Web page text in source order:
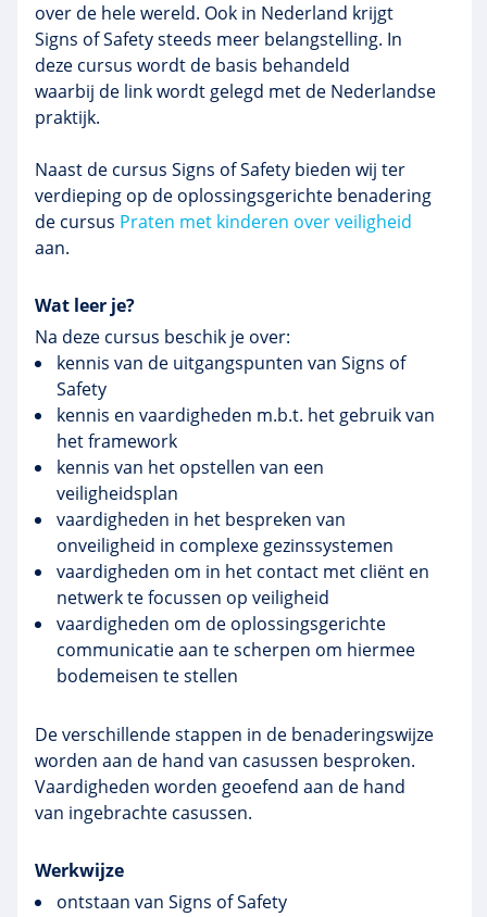
over de hele wereld. Ook in Nederland krijgt
Signs ofSafetysteeds meer belangstelling. In
deze cursus wordt de basis behandeld
waarbij de link wordt gelegd met de Nederlandse
praktijk.
Naast de cursus Signs ofSafety bieden wij ter
verdieping op de oplossingsgerichte benadering
de cursus Praten met kinderen over veiligheid
aan.
Wat leer je?
Na deze cursus beschik je over:
kennis van de uitgangspunten van Signs of
Safety
kennis en vaardigheden m.b.t. het gebruik van
het framework
kennis van het opstellen van een
veiligheidsplan
vaardigheden in het bespreken van
onveiligheid in complexe gezinssystemen
vaardigheden om in het contact met cliënt en
netwerk te focussen op veiligheid
vaardigheden om de oplossingsgerichte
communicatie aan te scherpen om hiermee
bodemeisen te stellen
De verschillende stappen in de benaderingswijze
worden aan de hand van casussen besproken.
Vaardigheden worden geoefend aan de hand
van ingebrachte casussen.
Werkwijze
ontstaan van Signs ofSafety